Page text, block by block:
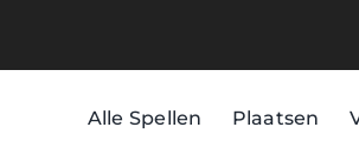
Alle Spellen Plaatsen